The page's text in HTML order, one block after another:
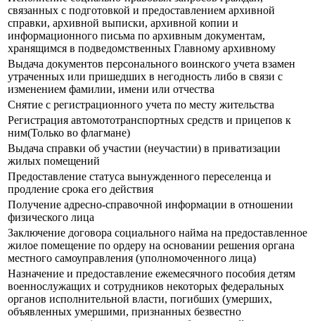
связанных с подготовкой и предоставлением архивной
справки, архивной выписки, архивной копии и
информационного письма по архивным документам,
хранящимся в подведомственных Главному архивному
Выдача документов персонального воинского учета взамен
утраченных или пришедших в негодность либо в связи с
изменением фамилии, имени или отчества
Снятие с регистрационного учета по месту жительства
Регистрация автомототранспортных средств и прицепов к
ним(Только во флагмане)
Выдача справки об участии (неучастии) в приватизации
жилых помещений
Предоставление статуса вынужденного переселенца и
продление срока его действия
Получение адресно-справочной информации в отношении
физического лица
Заключение договора социального найма на предоставленное
жилое помещение по ордеру на основании решения органа
местного самоуправления (уполномоченного лица)
Назначение и предоставление ежемесячного пособия детям
военнослужащих и сотрудников некоторых федеральных
органов исполнительной власти, погибших (умерших,
объявленных умершими, признанных безвестно